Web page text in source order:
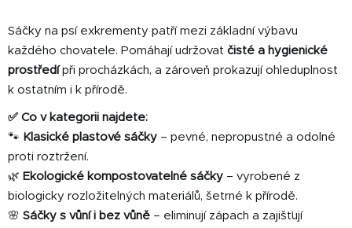
p
r
v
ý
s
u
Sáčky na psí exkrementy patří mezi základní výbavu
každého chovatele. Pomáhají udržovat čisté a hygienické
prostředípři procházkách, a zároveň prokazují ohleduplnost
k ostatním i k přírodě.
✅ Co v kategorii najdete:
🐾 Klasické plastové sáčky – pevné, nepropustné a odolné
proti roztržení.
🌿 Ekologické kompostovatelné sáčky – vyrobené z
biologicky rozložitelných materiálů, šetrné k přírodě.
🌸 Sáčky s vůní i bez vůně – eliminují zápach a zajišťují